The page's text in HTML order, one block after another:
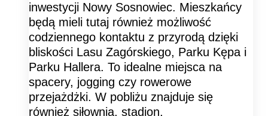
inwestycji Nowy Sosnowiec. Mieszkańcy
będą mieli tutaj również możliwość
codziennego kontaktu z przyrodą dzięki
bliskości Lasu Zagórskiego, Parku Kępa i
Parku Hallera. To idealne miejsca na
spacery, jogging czy rowerowe
przejażdżki. W pobliżu znajduje się
również siłownia, stadion,